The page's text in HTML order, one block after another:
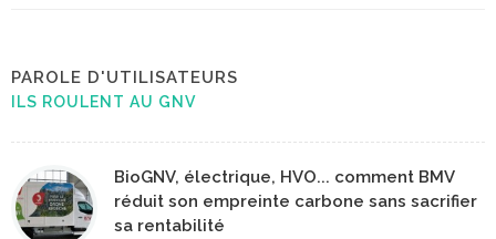
PAROLE D'UTILISATEURS
ILS ROULENT AU GNV
BioGNV, électrique, HVO... comment BMV
réduit son empreinte carbone sans sacrifier
sa rentabilité